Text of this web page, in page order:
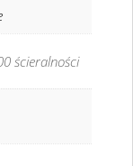
ścieralności